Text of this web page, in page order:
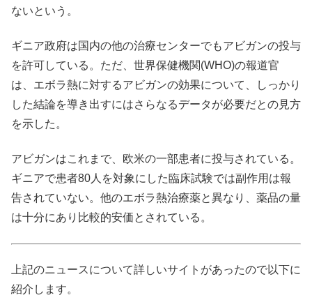
ないという。
ギニア政府は国内の他の治療センターでもアビガンの投与
を許可している。ただ、世界保健機関(WHO)の報道官
は、エボラ熱に対するアビガンの効果について、しっかり
した結論を導き出すにはさらなるデータが必要だとの見方
を示した。
アビガンはこれまで、欧米の一部患者に投与されている。
ギニアで患者80人を対象にした臨床試験では副作用は報
告されていない。他のエボラ熱治療薬と異なり、薬品の量
は十分にあり比較的安価とされている。
上記のニュースについて詳しいサイトがあったので以下に
紹介します。